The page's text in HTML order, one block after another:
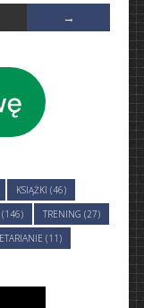
KSIĄŻKI (46)
(146)
TRENING (27)
(11)